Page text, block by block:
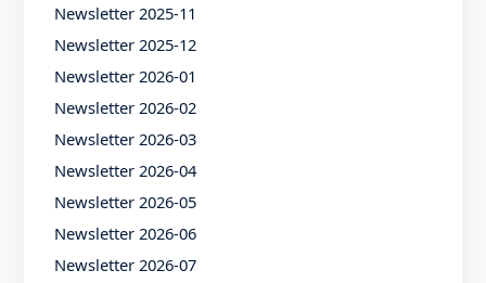
Newsletter 2025-11
Newsletter 2025-12
Newsletter 2026-01
Newsletter 2026-02
Newsletter 2026-03
Newsletter 2026-04
Newsletter 2026-05
Newsletter 2026-06
Newsletter 2026-07